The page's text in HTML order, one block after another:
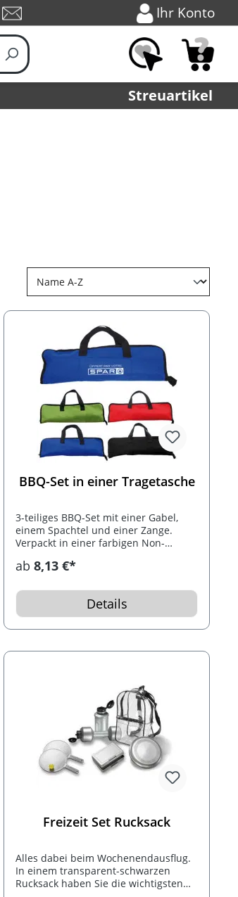
Ihr Konto
Streuartikel
BBQ-Set in einer Tragetasche
3-teiliges BBQ-Set mit einer Gabel,
einem Spachtel und einer Zange.
Verpackt in einer farbigen Non-
ab8,13 €*
Details
Freizeit Set Rucksack
Alles dabei beim Wochenendausflug.
In einem transparent-schwarzen
Rucksack haben Sie die wichtigsten